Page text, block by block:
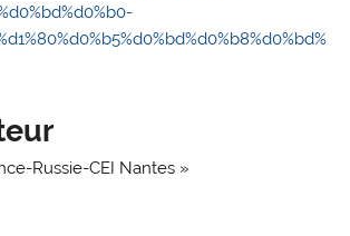
Russie-CEI Nantes »